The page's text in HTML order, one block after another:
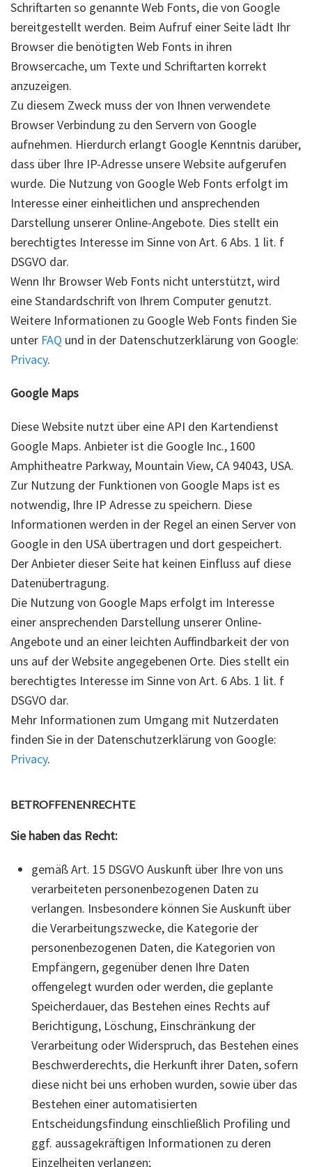
Schriftarten so genannte Web Fonts, die von Google
bereitgestellt werden. Beim Aufruf einer Seite lädt Ihr
Browser die benötigten Web Fonts in ihren
Browsercache, um Texte und Schriftarten korrekt
anzuzeigen.
Zu diesem Zweck muss der von Ihnen verwendete
Browser Verbindung zu den Servern von Google
aufnehmen. Hierdurch erlangt Google Kenntnis darüber,
dass über Ihre IP-Adresse unsere Website aufgerufen
wurde. Die Nutzung von Google Web Fonts erfolgt im
Interesse einer einheitlichen und ansprechenden
Darstellung unserer Online-Angebote. Dies stellt ein
berechtigtes Interesse im Sinne von Art. 6 Abs. 1 lit. f
DSGVO dar.
Wenn Ihr Browser Web Fonts nicht unterstützt, wird
eine Standardschrift von Ihrem Computer genutzt.
Weitere Informationen zu Google Web Fonts finden Sie
unter FAQ und in der Datenschutzerklärung von Google:
Privacy.
Google Maps
Diese Website nutzt über eine API den Kartendienst
Google Maps. Anbieter ist die Google Inc., 1600
Amphitheatre Parkway, Mountain View, CA 94043, USA.
Zur Nutzung der Funktionen von Google Maps ist es
notwendig, Ihre IP Adresse zu speichern. Diese
Informationen werden in der Regel an einen Server von
Google in den USA übertragen und dort gespeichert.
Der Anbieter dieser Seite hat keinen Einfluss auf diese
Datenübertragung.
Die Nutzung von Google Maps erfolgt im Interesse
einer ansprechenden Darstellung unserer Online-
Angebote und an einer leichten Auffindbarkeit der von
uns auf der Website angegebenen Orte. Dies stellt ein
berechtigtes Interesse im Sinne von Art. 6 Abs. 1 lit. f
DSGVO dar.
Mehr Informationen zum Umgang mit Nutzerdaten
finden Sie in der Datenschutzerklärung von Google:
Privacy.
BETROFFENENRECHTE
Sie haben das Recht:
gemäß Art. 15 DSGVO Auskunft über Ihre von uns
verarbeiteten personenbezogenen Daten zu
verlangen. Insbesondere können Sie Auskunft über
die Verarbeitungszwecke, die Kategorie der
personenbezogenen Daten, die Kategorien von
Empfängern, gegenüber denen Ihre Daten
offengelegt wurden oder werden, die geplante
Speicherdauer, das Bestehen eines Rechts auf
Berichtigung, Löschung, Einschränkung der
Verarbeitung oder Widerspruch, das Bestehen eines
Beschwerderechts, die Herkunft ihrer Daten, sofern
diese nicht bei uns erhoben wurden, sowie über das
Bestehen einer automatisierten
Entscheidungsfindung einschließlich Profiling und
ggf. aussagekräftigen Informationen zu deren
Einzelheiten verlangen;